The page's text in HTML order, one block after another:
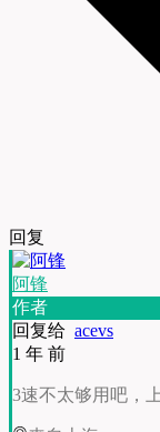
回复
阿锋
作者
回复给 acevs
1 年 前
3速不太够用吧，